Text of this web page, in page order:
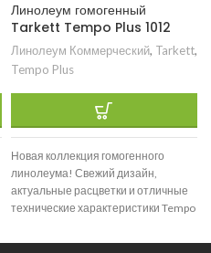
Линолеум гомогенный
Tarkett Tempo Plus 1012
Линолеум Коммерческий, Tarkett,
Tempo Plus
Новая коллекция гомогенного
линолеума! Свежий дизайн,
актуальные расцветки и отличные
технические характеристики Tempo